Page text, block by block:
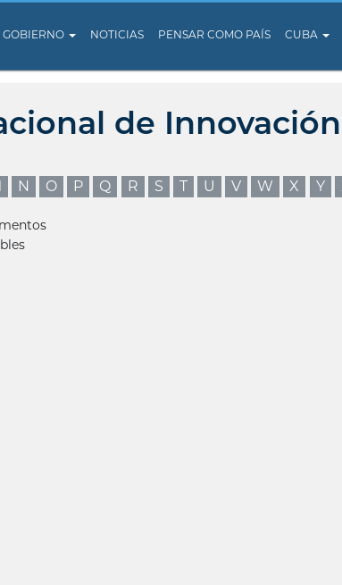
GOBIERNO NOTICIAS PENSAR COMO PAÍS CUBA
de Innovación
N O P Q R S T U V W X Y